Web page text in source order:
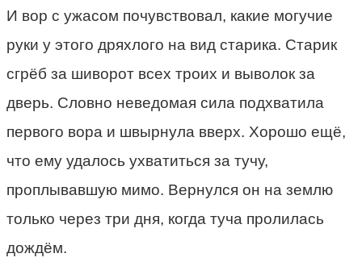
И вор с ужасом почувствовал, какие могучие
руки у этого дряхлого на вид старика. Старик
сгрёб за шиворот всех троих и выволок за
дверь. Словно неведомая сила подхватила
первого вора и швырнула вверх. Хорошо ещё,
что ему удалось ухватиться за тучу,
проплывавшую мимо. Вернулся он на землю
только через три дня, когда туча пролилась
дождём.